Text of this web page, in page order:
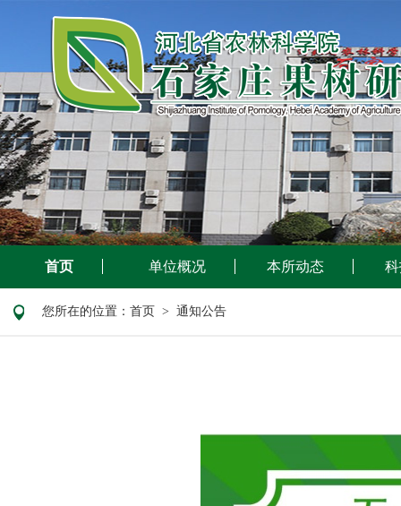
首页 单位概况 本所动态
您所在的位置： 首页 > 通知公告